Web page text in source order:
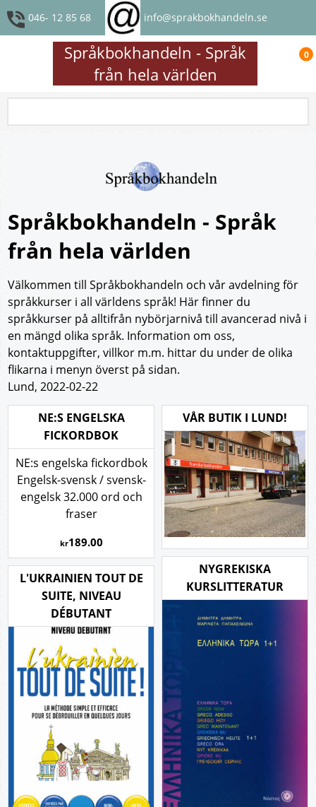
046- 12 85 68 info@sprakbokhandeln.se
Språkbokhandeln - Språk
från hela världen
0
Språkbokhandeln - Språk
från hela världen
Välkommen till Språkbokhandeln och vår avdelning för
språkkurser i all världens språk! Här finner du
språkkurser på alltifrån nybörjarnivå till avancerad nivå i
en mängd olika språk. Information om oss,
kontaktuppgifter, villkor m.m. hittar du under de olika
flikarna i menyn överst på sidan.
Lund, 2022-02-22
NE:S ENGELSKA
FICKORDBOK
NE:s engelska fickordbok
Engelsk-svensk / svensk-
engelsk 32.000 ord och
fraser
kr189.00
VÅR BUTIK I LUND!
NYGREKISKA
KURSLITTERATUR
L'UKRAINIEN TOUT DE
SUITE, NIVEAU
DÉBUTANT